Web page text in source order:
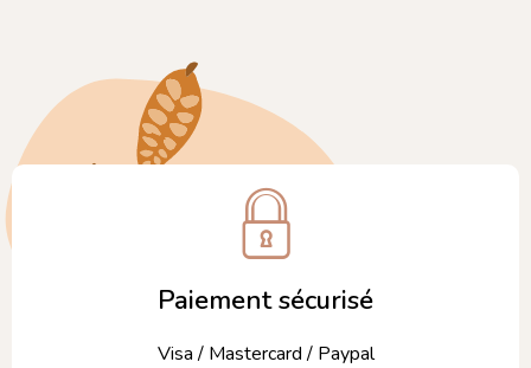
Paiement sécurisé
Visa / Mastercard / Paypal